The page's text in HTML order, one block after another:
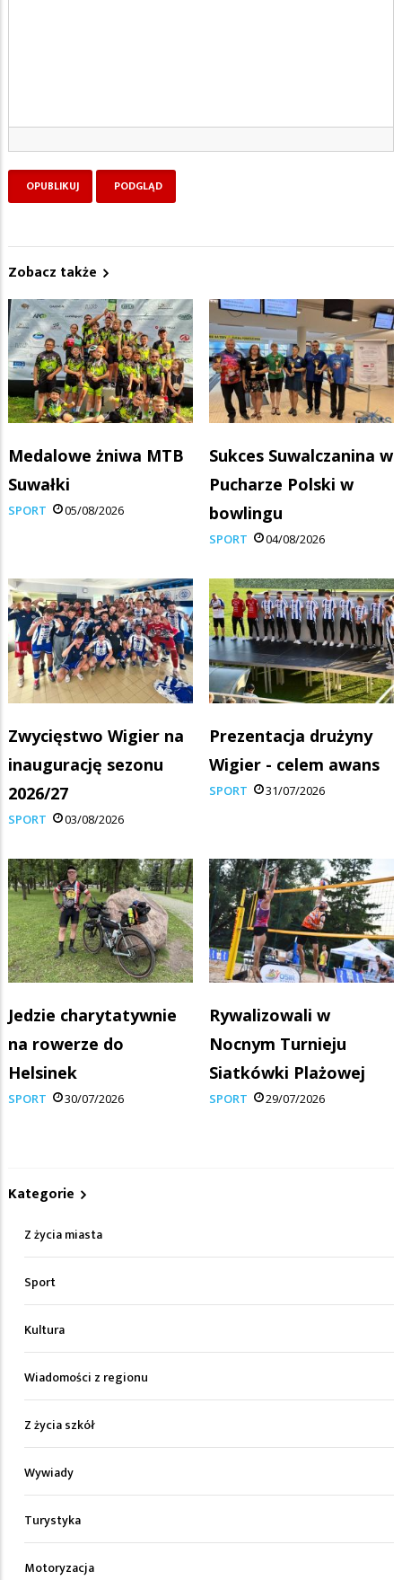
Zobacz także
Medalowe żniwa MTB
Suwałki
SPORT 05/08/2026
Sukces Suwalczanina w
Pucharze Polski w
bowlingu
SPORT 04/08/2026
Zwycięstwo Wigier na
inaugurację sezonu
2026/27
SPORT 03/08/2026
Prezentacja drużyny
Wigier - celem awans
SPORT 31/07/2026
Jedzie charytatywnie
na rowerze do
Helsinek
SPORT 30/07/2026
Rywalizowali w
Nocnym Turnieju
Siatkówki Plażowej
SPORT 29/07/2026
Kategorie
Z życia miasta
Sport
Kultura
Wiadomości z regionu
Z życia szkół
Wywiady
Turystyka
Motoryzacja